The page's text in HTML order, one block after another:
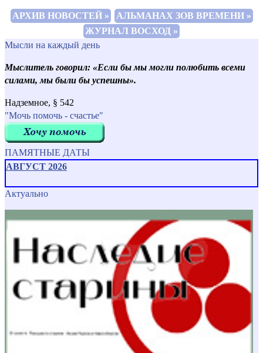
АРХИВ НОВОСТЕЙ »
АЛЬМАНАХ ЗОВ ВРЕМЕНИ »
ЖУРНАЛ ВОСХОД »
Мысли на каждый день
Мыслитель говорил: «Если бы мы могли полюбить всеми
силами, мы были бы успешны».
Надземное, § 542
"Мочь помочь - счастье"
ПАМЯТНЫЕ ДАТЫ
АВГУСТ 2026
Актуально